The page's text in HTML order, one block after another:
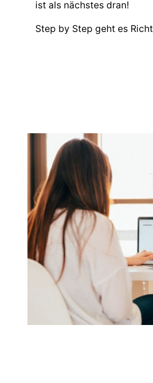
ist als nächstes dran!
Step by Step geht es